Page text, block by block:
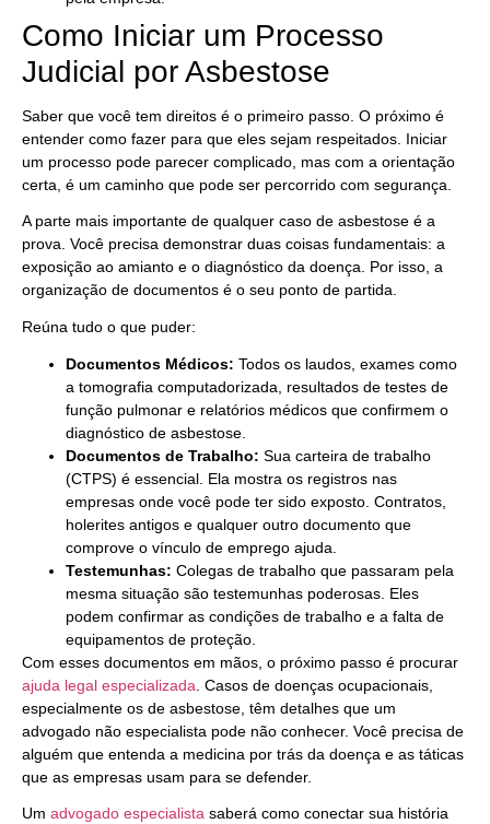
Como Iniciar um Processo
Judicial por Asbestose
Saber que você tem direitos é o primeiro passo. O próximo é
entender como fazer para que eles sejam respeitados. Iniciar
um processo pode parecer complicado, mas com a orientação
certa, é um caminho que pode ser percorrido com segurança.
A parte mais importante de qualquer caso de asbestose é a
prova. Você precisa demonstrar duas coisas fundamentais: a
exposição ao amianto e o diagnóstico da doença. Por isso, a
organização de documentos é o seu ponto de partida.
Reúna tudo o que puder:
Documentos Médicos: Todos os laudos, exames como
a tomografia computadorizada, resultados de testes de
função pulmonar e relatórios médicos que confirmem o
diagnóstico de asbestose.
Documentos de Trabalho: Sua carteira de trabalho
(CTPS) é essencial. Ela mostra os registros nas
empresas onde você pode ter sido exposto. Contratos,
holerites antigos e qualquer outro documento que
comprove o vínculo de emprego ajuda.
Testemunhas: Colegas de trabalho que passaram pela
mesma situação são testemunhas poderosas. Eles
podem confirmar as condições de trabalho e a falta de
equipamentos de proteção.
Com esses documentos em mãos, o próximo passo é procurar
ajuda legal especializada . Casos de doenças ocupacionais,
especialmente os de asbestose, têm detalhes que um
advogado não especialista pode não conhecer. Você precisa de
alguém que entenda a medicina por trás da doença e as táticas
que as empresas usam para se defender.
Um advogado especialista saberá como conectar sua história